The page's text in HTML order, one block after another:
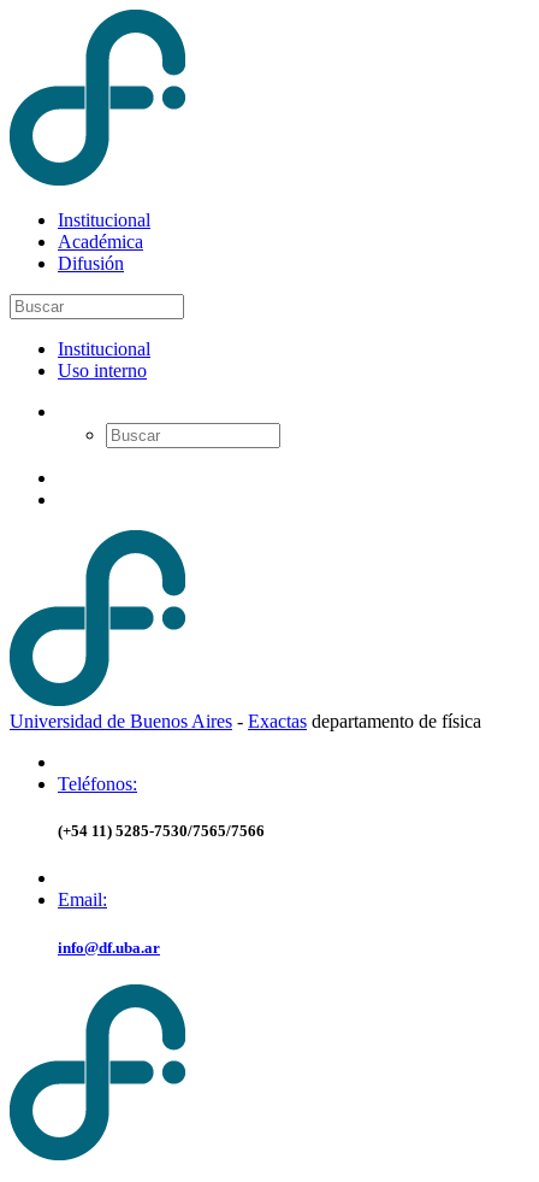
Institucional
Académica
Difusión
Institucional
Uso interno
Universidad de Buenos Aires - Exactas departamento de física
Teléfonos:
(+54 11) 5285-7530/7565/7566
Email:
info@df.uba.ar